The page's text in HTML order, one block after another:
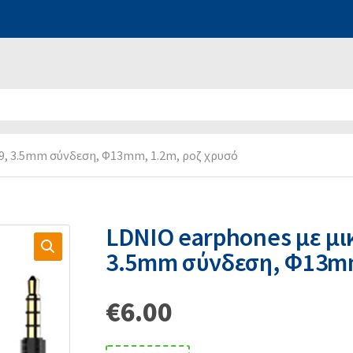
3.5mm σύνδεση, Φ13mm, 1.2m, ροζ χρυσό
LDNIO earphones με
3.5mm σύνδεση,
€6.00